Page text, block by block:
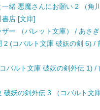
一緒 悪魔さんにお願い 2 （角
店 [文庫]
ザー （パレット文庫） / あさ
2 (コバルト文庫 破妖の剣 6) /
バルト文庫 破妖の剣外伝 1) /
破妖の剣外伝 3 （コバルト文